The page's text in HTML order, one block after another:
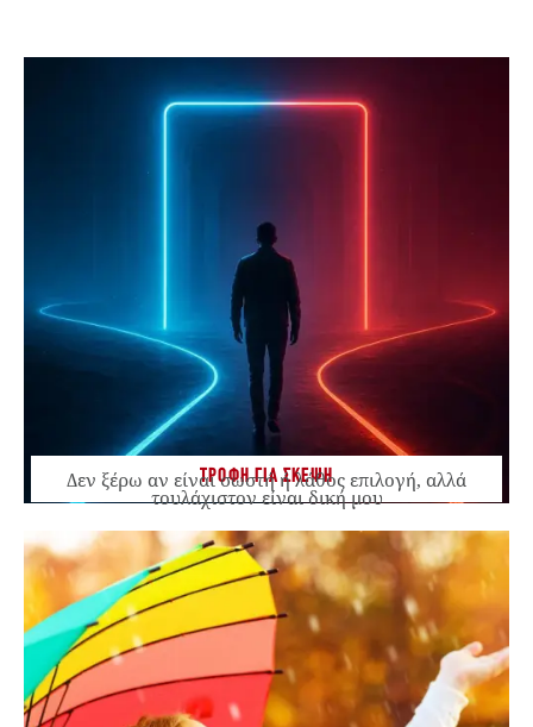
ΤΡΟΦΗ ΓΙΑ ΣΚΕΨΗ
Δεν ξέρω αν είναι σωστή ή λάθος επιλογή, αλλά
τουλάχιστον είναι δική μου